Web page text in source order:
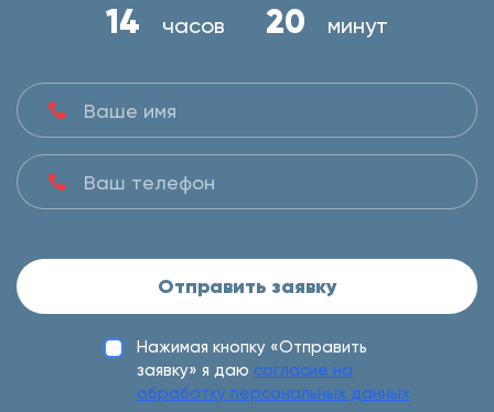
14 часов 20 минут
Отправить заявку
Нажимая кнопку «Отправить
заявку» я даю согласие на
обработку персональных данных